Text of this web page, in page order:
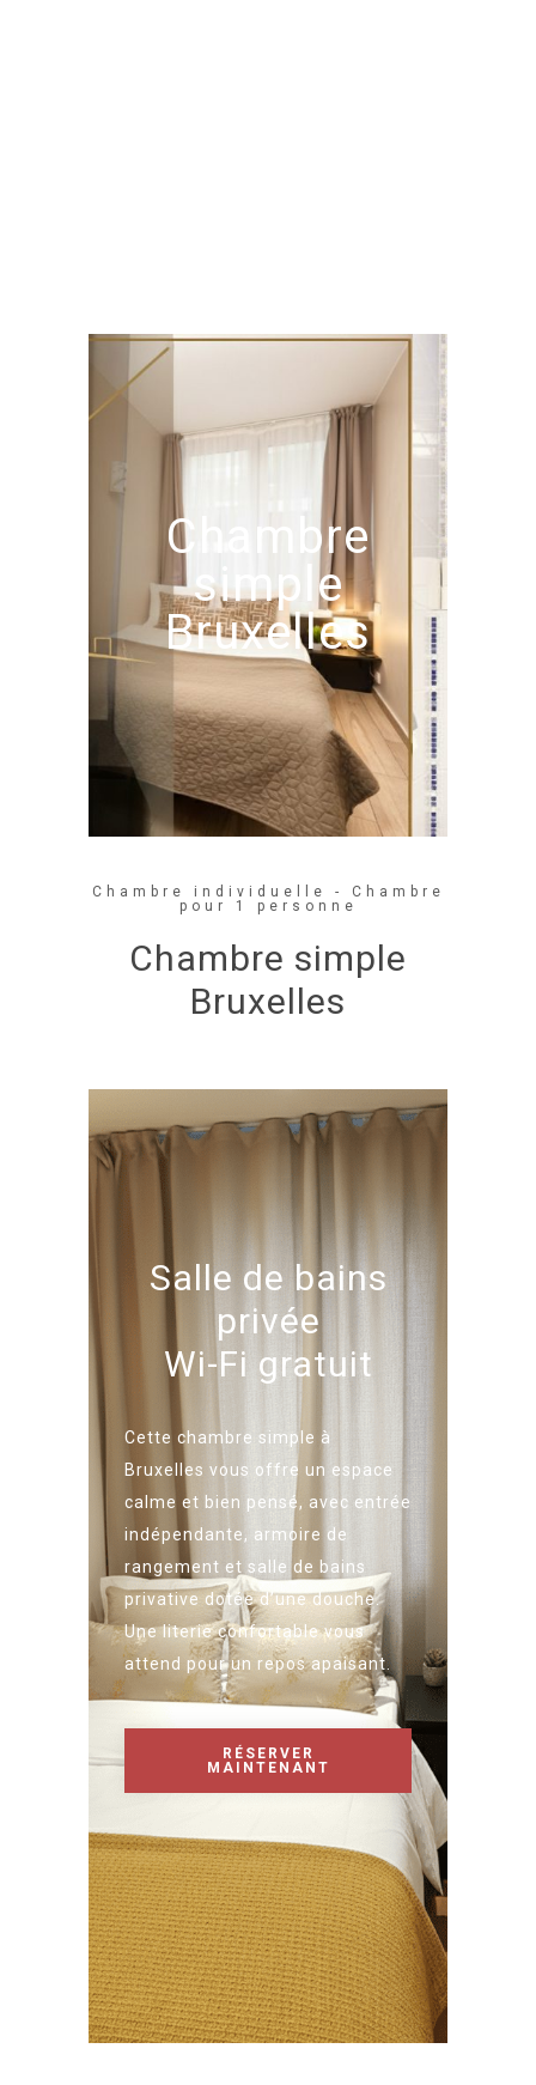
Chambre
simple
Bruxelles
Chambre individuelle - Chambre
pour 1 personne
Chambre simple
Bruxelles
Salle de bains
privée
Wi-Fi gratuit
Cette chambre simple à
Bruxelles vous offre un espace
calme et bien pensé, avec entrée
indépendante, armoire de
rangement et salle de bains
privative dotée d’une douche.
Une literie confortable vous
attend pour un repos apaisant.
RÉSERVER
MAINTENANT